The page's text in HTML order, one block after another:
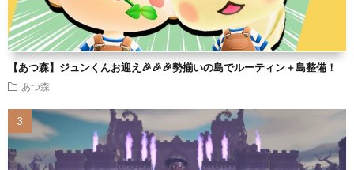
【あつ森】ジュンくんお迎え🎉🎉🎉勢揃いの島でルーティン＋島整備！
あつ森